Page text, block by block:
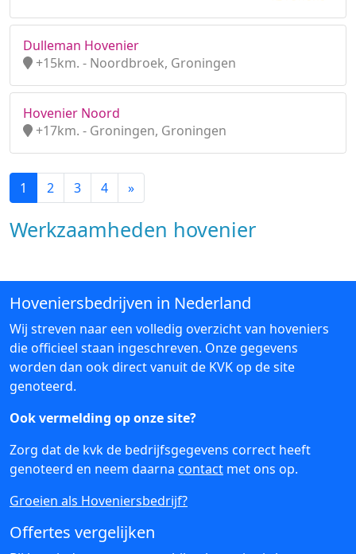
Dulleman Hovenier
+15km. - Noordbroek, Groningen
Hovenier Noord
+17km. - Groningen, Groningen
1 2 3 4 »
Werkzaamheden hovenier
Hoveniersbedrijven in Nederland
Wij streven naar een volledig overzicht van hoveniers
die officieel staan ingeschreven. Onze gegevens
worden dan ook direct vanuit de KVK op de site
genoteerd.
Ook vermelding op onze site?
Zorg dat de kvk de bedrijfsgegevens correct heeft
genoteerd en neem daarna contact met ons op.
Groeien als Hoveniersbedrijf?
Offertes vergelijken